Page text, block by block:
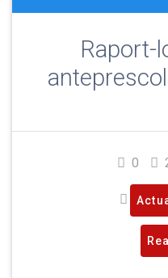
Raport-
0